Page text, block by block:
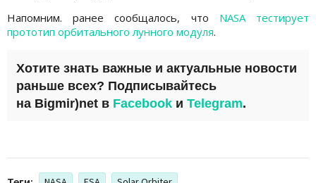
Напомним. ранее сообщалось, что NASA тестирует
прототип орбитального лунного модуля.
Хотите знать важные и актуальные новости
раньше всех? Подписывайтесь
на Bigmir)net в Facebook и Telegram.